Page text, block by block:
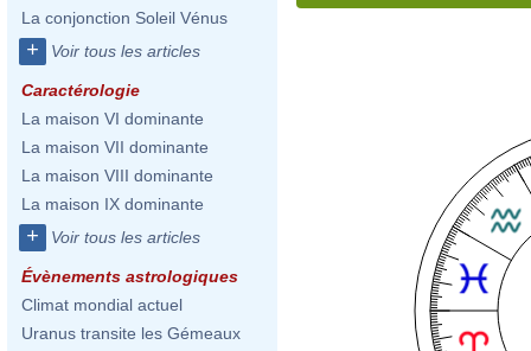
La conjonction Soleil Vénus
+ Voir tous les articles
Caractérologie
La maison VI dominante
La maison VII dominante
La maison VIII dominante
La maison IX dominante
+ Voir tous les articles
Évènements astrologiques
Climat mondial actuel
Uranus transite les Gémeaux